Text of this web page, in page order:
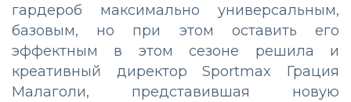
гардероб максимально универсальным,
базовым, но при этом оставить его
эффектным в этом сезоне решила и
креативный директор Sportmax Грация
Малаголи, представившая новую